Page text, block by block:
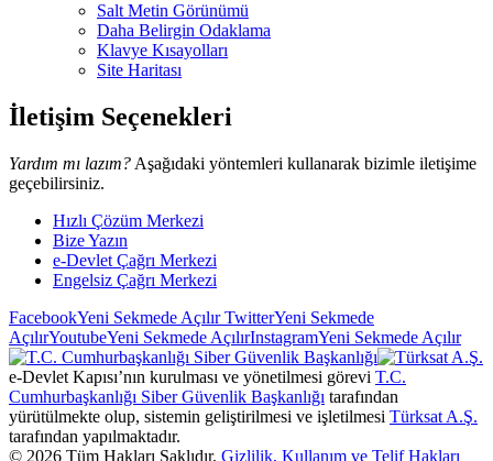
Salt Metin Görünümü
Daha Belirgin Odaklama
Klavye Kısayolları
Site Haritası
İletişim Seçenekleri
Yardım mı lazım? Aşağıdaki yöntemleri kullanarak bizimle iletişime
geçebilirsiniz.
Hızlı Çözüm Merkezi
Bize Yazın
e-Devlet Çağrı Merkezi
Engelsiz Çağrı Merkezi
FacebookYeni Sekmede AçılırTwitterYeni Sekmede
AçılırYoutubeYeni Sekmede AçılırInstagramYeni Sekmede Açılır
e-Devlet Kapısı’nın kurulması ve yönetilmesi görevi T.C.
Cumhurbaşkanlığı Siber Güvenlik Başkanlığı tarafından
yürütülmekte olup, sistemin geliştirilmesi ve işletilmesi Türksat A.Ş.
tarafından yapılmaktadır.
© 2026 Tüm Hakları Saklıdır. Gizlilik, Kullanım ve Telif Hakları